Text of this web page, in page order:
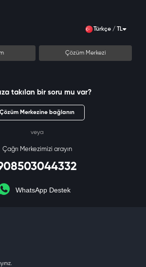
Türkçe / TL
Çözüm Merkezi
takılan bir soru mu var?
Çözüm Merkezine bağlanın
veya
Çağrı Merkezimizi arayın
WhatsApp Destek